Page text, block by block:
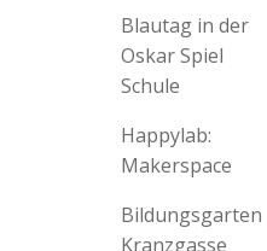
Blautag in der
Oskar Spiel
Schule
Happylab:
Makerspace
Bildungsgarten
Kranzgasse